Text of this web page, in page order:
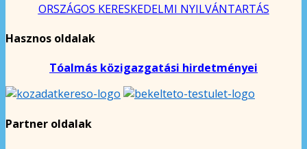
ORSZÁGOS KERESKEDELMI NYILVÁNTARTÁS
Hasznos oldalak
Tóalmás közigazgatási hirdetményei
Partner oldalak